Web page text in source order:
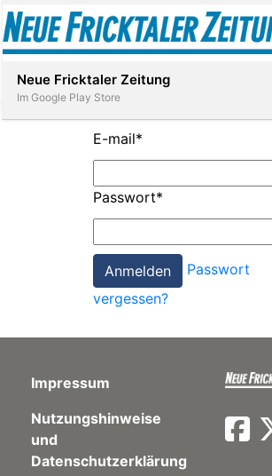
Paper
App
Abonnieren
E-mail*
Passwort*
Passwort
vergessen?
Impressum
Nutzungshinweise
und
Datenschutzerklärung
Neue Fricktaler Zeitung
Im Google Play Store